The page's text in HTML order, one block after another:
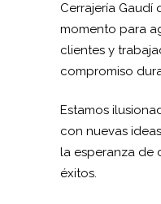
Cerrajería Gaudí
momento para
clientes y
compromiso
Estamos
con nuevas
la esperanza de
éxitos.